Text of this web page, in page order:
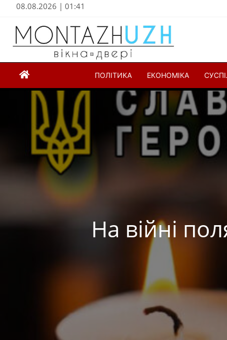
08.08.2026 | 01:41
ПОЛІТИКА ЕКОНОМІКА
На війні